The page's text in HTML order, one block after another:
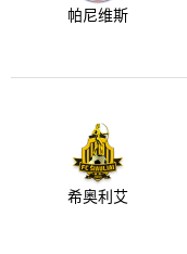
帕尼维斯
希奥利艾